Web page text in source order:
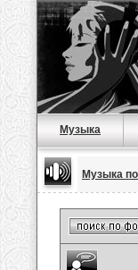
Музыка
Музыка